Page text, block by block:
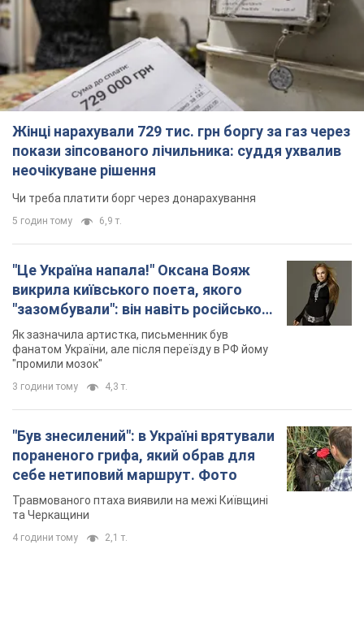
Жінці нарахували 729 тис. грн боргу за газ через
покази зіпсованого лічильника: суддя ухвалив
неочікуване рішення
Чи треба платити борг через донарахування
5 годин тому 6,9 т.
"Це Україна напала!" Оксана Вояж
викрила київського поета, якого
"зазомбували": він навіть російської
не знав, а тепер хоче геноциду
українців
Як зазначила артистка, письменник був
фанатом України, але після переїзду в РФ йому
"промили мозок"
3 години тому 4,3 т.
"Був знесилений": в Україні врятували
пораненого грифа, який обрав для
себе нетиповий маршрут. Фото
Травмованого птаха виявили на межі Київщині
та Черкащини
4 години тому 2,1 т.